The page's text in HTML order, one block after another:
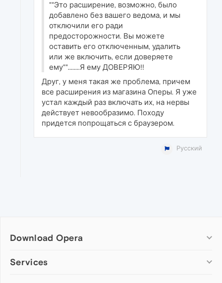
""Это расширение, возможно, было
добавлено без вашего ведома, и мы
отключили его ради
предосторожности. Вы можете
оставить его отключенным, удалить
или же включить, если доверяете
ему""........Я ему ДОВЕРЯЮ!!
Друг, у меня такая же проблема, причем
все расширения из магазина Оперы. Я уже
устал каждый раз включать их, на нервы
действует невообразимо. Походу
придется попрощаться с браузером.
Русский
Download Opera
Computer browsers
Services